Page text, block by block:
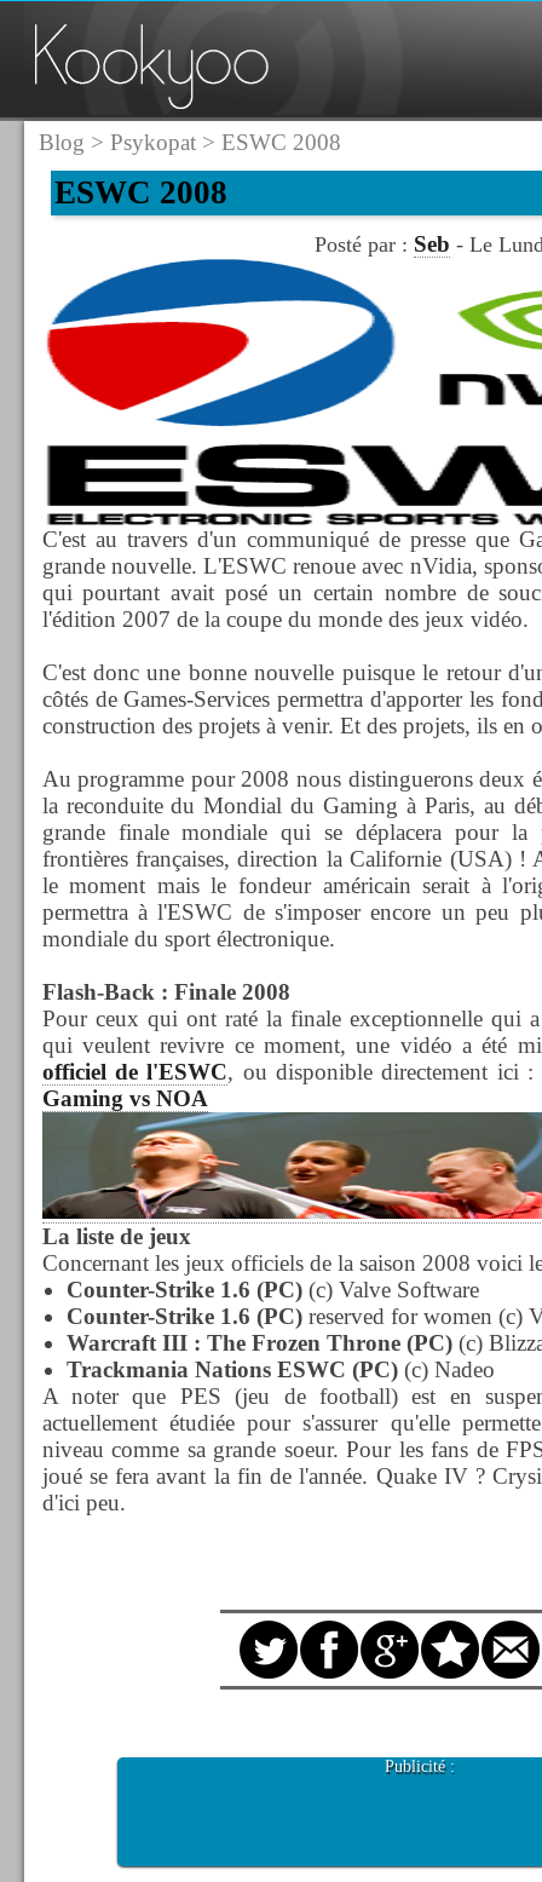
Blog > Psykopat> ESWC 2008
ESWC 2008
Posté par : Seb - Le
C'est au travers d'un communiqué de presse que
grande nouvelle. L'ESWC renoue avec nVidia,
qui pourtant avait posé un certain nombre de
l'édition 2007 de la coupe du monde des jeux vidéo.
C'est donc une bonne nouvelle puisque le retour
côtés de Games-Services permettra d'apporter les
construction des projets à venir. Et des projets, ils en
Au programme pour 2008 nous distinguerons deux
la reconduite du Mondial du Gaming à Paris, au
grande finale mondiale qui se déplacera pour la
frontières françaises, direction la Californie (USA) !
le moment mais le fondeur américain serait à
permettra à l'ESWC de s'imposer encore un peu
mondiale du sport électronique.
Flash-Back : Finale 2008
Pour ceux qui ont raté la finale exceptionnelle qui
qui veulent revivre ce moment, une vidéo a été
officiel de l'ESWC, ou disponible directement ici :
Gaming vs NOA
La liste de jeux
Concernant les jeux officiels de la saison 2008 voici
Counter-Strike 1.6 (PC)(c) Valve Software
Counter-Strike 1.6 (PC)reserved for women (c)
Warcraft III : The Frozen Throne (PC)(c)
Trackmania Nations ESWC (PC)(c) Nadeo
A noter que PES (jeu de football) est en
actuellement étudiée pour s'assurer qu'elle
niveau comme sa grande soeur. Pour les fans de
joué se fera avant la fin de l'année. Quake IV ?
d'ici peu.
Publicité :